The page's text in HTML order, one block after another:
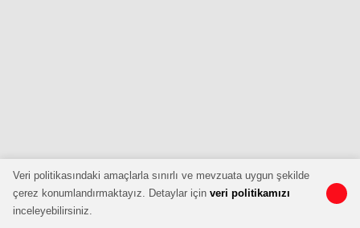
Veri politikasındaki amaçlarla sınırlı ve mevzuata uygun şekilde
çerez konumlandırmaktayız. Detaylar için veri politikamızı
inceleyebilirsiniz.